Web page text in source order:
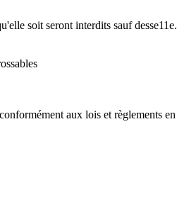
soit seront interdits sauf desse11e.
aux lois et règlements en